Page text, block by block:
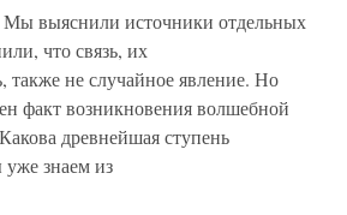
Мы выяснили источники отдельных
что связь, их
также не случайное явление. Но
факт возникновения волшебной
древнейшая ступень
знаем из